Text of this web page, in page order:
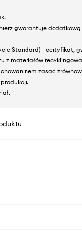
gwarantuje dodatkową
Standard) - certyfikat,
z materiałów
zasad